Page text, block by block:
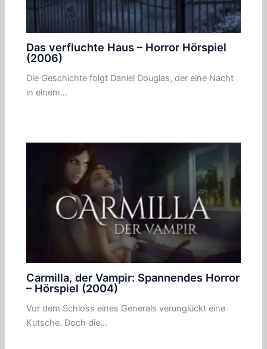
Das verfluchte Haus – Horror Hörspiel
(2006)
Die Geschichte folgt Daniel Douglas, der eine Nacht
in einem…
Carmilla, der Vampir: Spannendes Horror
– Hörspiel (2004)
Vor dem Schloss eines Generals verunglückt eine
Kutsche. Doch die…